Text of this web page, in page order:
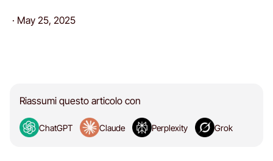
· May 25, 2025
Riassumi questo articolo con
ChatGPT Claude Perplexity Grok